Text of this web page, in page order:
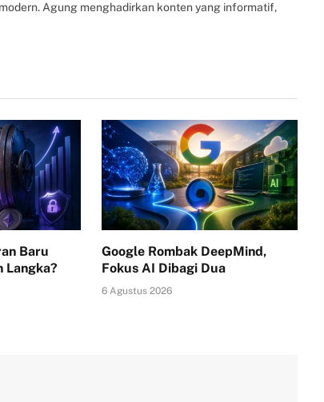
Agung menghadirkan konten yang informatif,
Baru
Langka?
Google Rombak DeepMind,
Fokus AI Dibagi Dua
6 Agustus 2026